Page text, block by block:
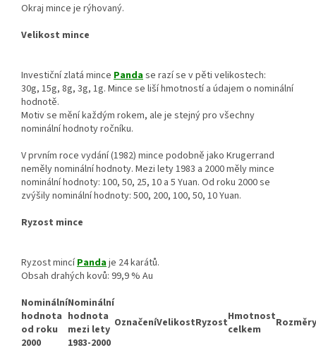
Okraj mince je rýhovaný.
Velikost mince
Investiční zlatá mince Pandase razí se v pěti velikostech:
30g, 15g, 8g, 3g, 1g. Mince se liší hmotností a údajem o nominální
hodnotě.
Motiv se mění každým rokem, ale je stejný pro všechny
nominální hodnoty ročníku.
V prvním roce vydání (1982) mince podobně jako Krugerrand
neměly nominální hodnoty. Mezi lety 1983 a 2000 měly mince
nominální hodnoty: 100, 50, 25, 10 a 5 Yuan. Od roku 2000 se
zvýšily nominální hodnoty: 500, 200, 100, 50, 10 Yuan.
Ryzost mince
Ryzost mincíPandaje 24 karátů.
Obsah drahých kovů: 99,9 % Au
Nominální
hodnota
od roku
2000
Nominální
hodnota
mezi lety
1983-2000
OznačeníVelikostRyzostHmotnost
celkem
Rozměry